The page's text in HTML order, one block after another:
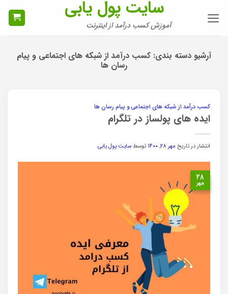
سایت پول یابی
آموزش کسب درآمد از اینترنت
آرشیو دسته بندی: کسب درآمد از شبکه های اجتماعی و پیام
رسان ها
کسب درآمد از شبکه های اجتماعی و پیام رسان ها
ایده های پولساز در تلگرام
انتشار در تاریخ مهر ۲۸, ۱۴۰۰ توسط سایت پول یابی
۲۸
مهر